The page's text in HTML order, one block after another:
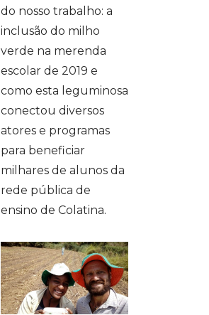
do nosso trabalho: a
inclusão do milho
verde na merenda
escolar de 2019 e
como esta leguminosa
conectou diversos
atores e programas
para beneficiar
milhares de alunos da
rede pública de
ensino de Colatina.